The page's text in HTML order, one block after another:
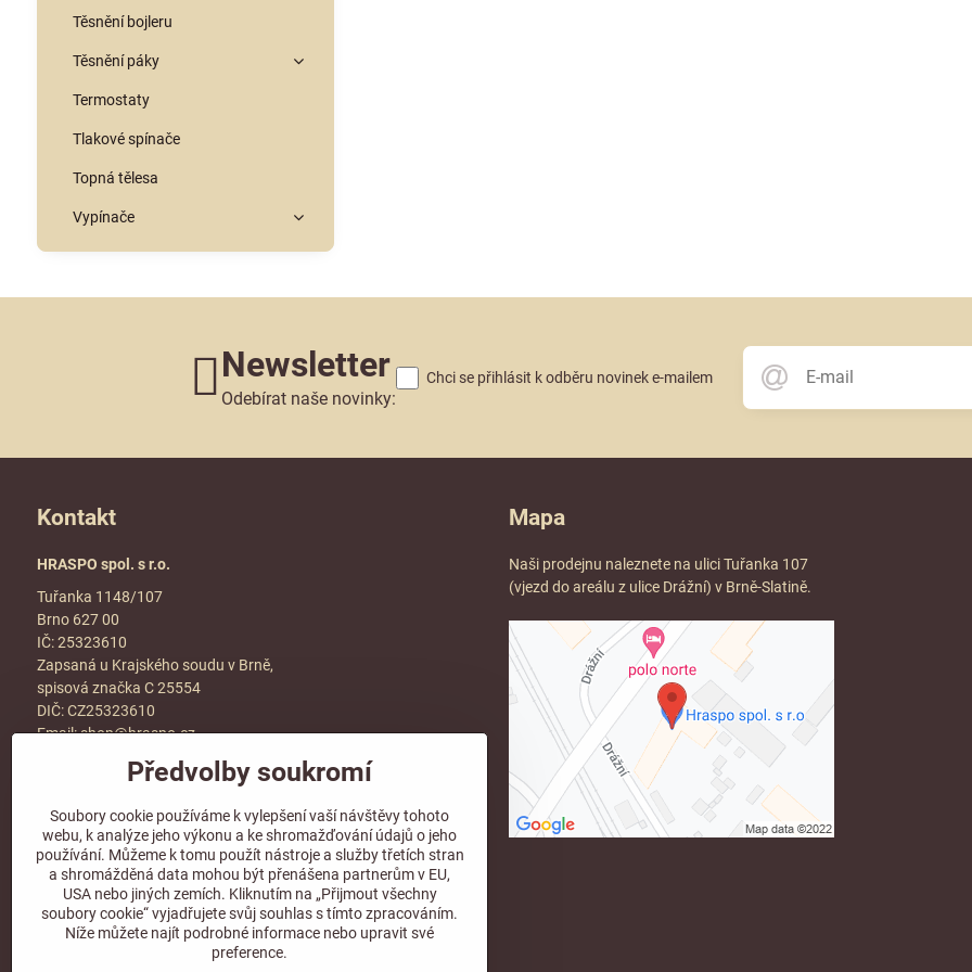
Těsnění bojleru
Těsnění páky
Termostaty
Tlakové spínače
Topná tělesa
Vypínače
Newsletter
Odebírat naše novinky:
Chci se přihlásit k odběru novinek e-mailem
Kontakt
HRASPO spol. s r.o.
Tuřanka 1148/107
Brno 627 00
IČ: 25323610
Zapsaná u Krajského soudu v Brně,
spisová značka C 25554
DIČ: CZ25323610
Email:shop@hraspo.cz
Obchodní podmínky
Více info v sekcikontakt
Sledujte naše sociální sítě!
Mapa
Naši prodejnu naleznete na ulici Tuřanka 107
(vjezd do areálu z ulice Drážní) v Brně-Slatině.
Předvolby soukromí
Soubory cookie používáme k vylepšení vaší návštěvy tohoto
webu, k analýze jeho výkonu a ke shromažďování údajů o jeho
používání. Můžeme k tomu použít nástroje a služby třetích stran
a shromážděná data mohou být přenášena partnerům v EU,
USA nebo jiných zemích. Kliknutím na „Přijmout všechny
soubory cookie“ vyjadřujete svůj souhlas s tímto zpracováním.
Níže můžete najít podrobné informace nebo upravit své
preference.